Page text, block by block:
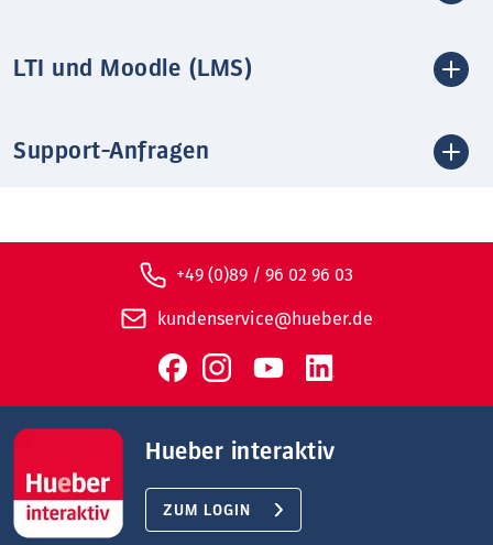
LTI und Moodle (LMS)
Support-Anfragen
+49 (0)89 / 96 02 96 03
kundenservice@hueber.de
Hueber interaktiv
ZUM LOGIN